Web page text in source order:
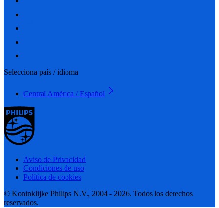
Selecciona país / idioma
Central América / Español
Aviso de Privacidad
Condiciones de uso
Política de cookies
© Koninklijke Philips N.V., 2004 - 2026. Todos los derechos
reservados.